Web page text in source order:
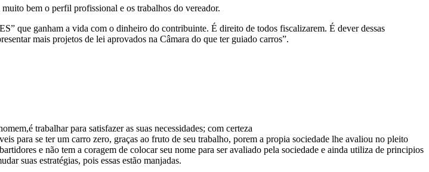
muito bem o perfil profissional e os trabalhos do vereador.
que ganham a vida com o dinheiro do contribuinte. É direito de todos fiscalizarem. É dever dessas
mais projetos de lei aprovados na Câmara do que ter guiado carros”.
trabalhar para satisfazer as suas necessidades; com certeza
para se ter um carro zero, graças ao fruto de seu trabalho, porem a propia sociedade lhe avaliou no pleito
e não tem a coragem de colocar seu nome para ser avaliado pela sociedade e ainda utiliza de principios
suas estratégias, pois essas estão manjadas.